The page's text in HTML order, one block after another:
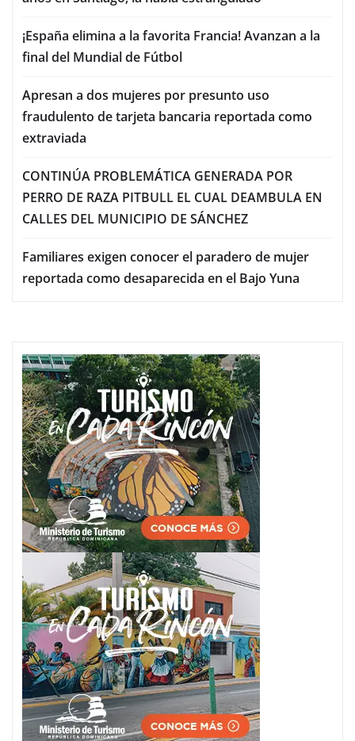
¡España elimina a la favorita Francia! Avanzan a la
final del Mundial de Fútbol
Apresan a dos mujeres por presunto uso
fraudulento de tarjeta bancaria reportada como
extraviada
CONTINÚA PROBLEMÁTICA GENERADA POR
PERRO DE RAZA PITBULL EL CUAL DEAMBULA EN
CALLES DEL MUNICIPIO DE SÁNCHEZ
Familiares exigen conocer el paradero de mujer
reportada como desaparecida en el Bajo Yuna